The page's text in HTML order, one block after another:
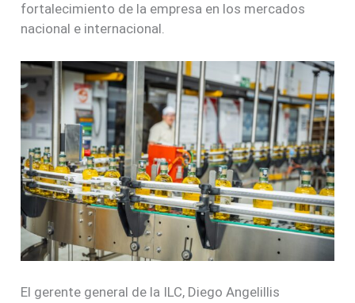
fortalecimiento de la empresa en los mercados
nacional e internacional.
El gerente general de la ILC, Diego Angelillis